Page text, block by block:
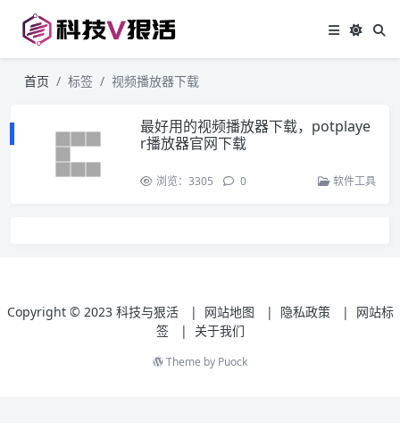
首页 标签 视频播放器下载
最好用的视频播放器下载，potplaye
r播放器官网下载
浏览：3305 0 软件工具
Copyright © 2023 科技与狠活 | 网站地图 | 隐私政策 | 网站标
签
| 关于我们
Theme by Puock